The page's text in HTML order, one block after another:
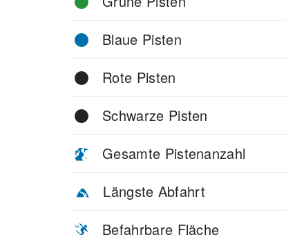
Blaue Pisten
Rote Pisten
Schwarze Pisten
Gesamte Pistenanzahl
Längste Abfahrt
Befahrbare Fläche